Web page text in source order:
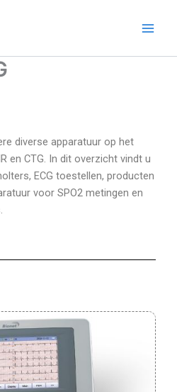
diverse apparatuur op het
en CTG. In dit overzicht vindt u
ECG toestellen, producten
voor SPO2 metingen en